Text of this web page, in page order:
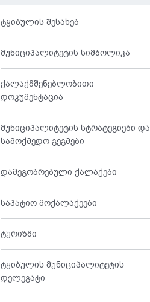
ტყიბულის შესახებ
მუნიციპალიტეტის სიმბოლიკა
ქალაქმშენებლობითი
დოკუმენტაცია
მუნიციპალიტეტის სტრატეგიები და
სამოქმედო გეგმები
დამეგობრებული ქალაქები
საპატიო მოქალაქეები
ტურიზმი
ტყიბულის მუნიციპალიტეტის
დელეგატი